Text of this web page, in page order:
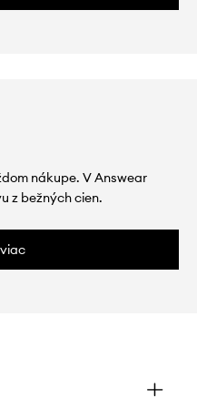
nákupe. V Answear
z bežných cien.